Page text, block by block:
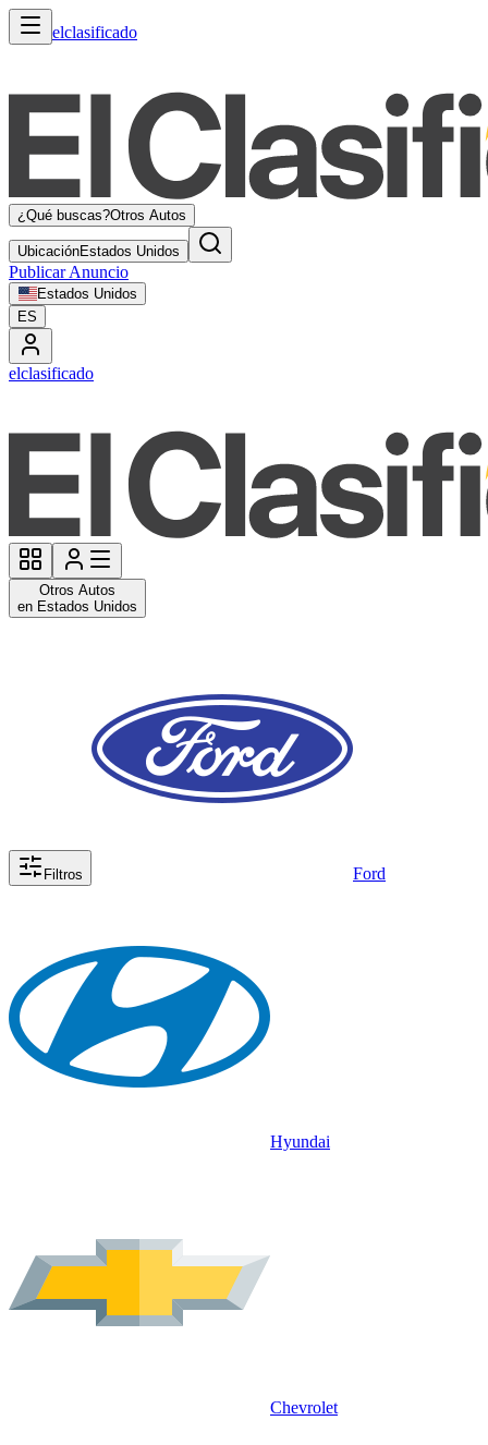
elclasificado
¿Qué buscas?Otros Autos
UbicaciónEstados Unidos
Publicar Anuncio
Estados Unidos
ES
elclasificado
Otros Autos
en Estados Unidos
Filtros Ford
Hyundai
Chevrolet